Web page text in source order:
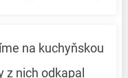
na kuchyňskou
z nich odkapal